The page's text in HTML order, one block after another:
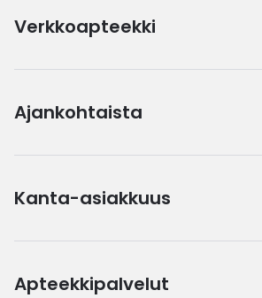
Verkkoapteekki
Ajankohtaista
Kanta-asiakkuus
Apteekkipalvelut